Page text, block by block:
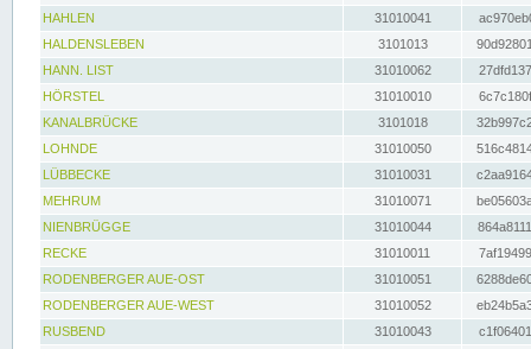
HAHLEN
31010041
HALDENSLEBEN
3101013
HANN. LIST
31010062
HÖRSTEL
31010010
KANALBRÜCKE
3101018
LOHNDE
31010050
LÜBBECKE
31010031
MEHRUM
31010071
NIENBRÜGGE
31010044
RECKE
31010011
RODENBERGER AUE-OST
31010051
RODENBERGER AUE-WEST
31010052
RUSBEND
31010043